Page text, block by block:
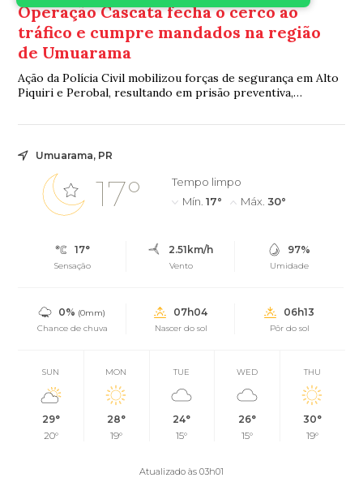
Operação Cascata fecha o cerco ao
tráfico e cumpre mandados na região
de Umuarama
Ação da Polícia Civil mobilizou forças de segurança em Alto
Piquiri e Perobal, resultando em prisão preventiva,
Umuarama, PR
17°
Tempo limpo
Mín. 17° Máx. 30°
17°
Sensação
2.51km/h
Vento
97%
Umidade
0% (0mm)
Chance de chuva
07h04
Nascer do sol
06h13
Pôr do sol
SUN
29°
20°
MON
28°
19°
TUE
24°
15°
WED
26°
15°
THU
30°
19°
Atualizado às 03h01